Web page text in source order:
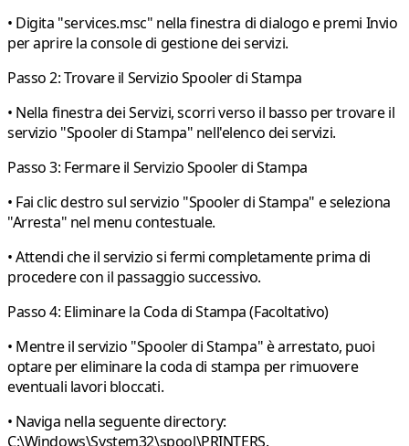
• Digita "services.msc" nella finestra di dialogo e premi Invio
per aprire la console di gestione dei servizi.
Passo 2: Trovare il Servizio Spooler di Stampa
• Nella finestra dei Servizi, scorri verso il basso per trovare il
servizio "Spooler di Stampa" nell'elenco dei servizi.
Passo 3: Fermare il Servizio Spooler di Stampa
• Fai clic destro sul servizio "Spooler di Stampa" e seleziona
"Arresta" nel menu contestuale.
• Attendi che il servizio si fermi completamente prima di
procedere con il passaggio successivo.
Passo 4: Eliminare la Coda di Stampa (Facoltativo)
• Mentre il servizio "Spooler di Stampa" è arrestato, puoi
optare per eliminare la coda di stampa per rimuovere
eventuali lavori bloccati.
• Naviga nella seguente directory:
C:\Windows\System32\spool\PRINTERS.